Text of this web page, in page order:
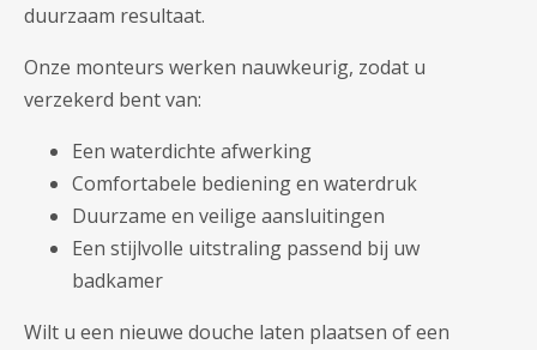
duurzaam resultaat.
Onze monteurs werken nauwkeurig, zodat u
verzekerd bent van:
Een waterdichte afwerking
Comfortabele bediening en waterdruk
Duurzame en veilige aansluitingen
Een stijlvolle uitstraling passend bij uw
badkamer
Wilt u een nieuwe douche laten plaatsen of een